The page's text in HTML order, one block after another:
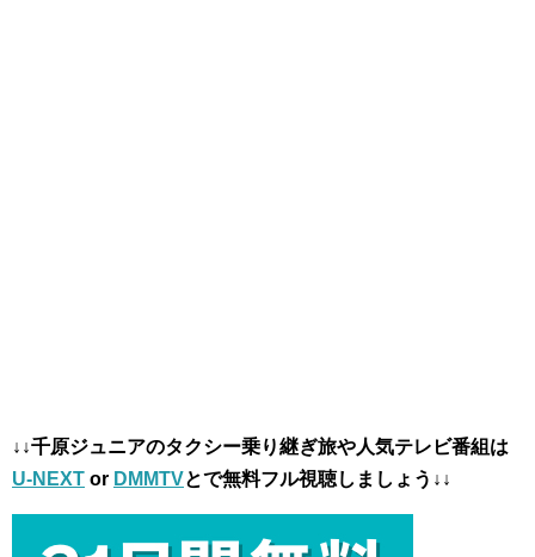
↓↓千原ジュニアのタクシー乗り継ぎ旅や人気テレビ番組は
U-NEXT or DMMTVとで無料フル視聴しましょう↓↓